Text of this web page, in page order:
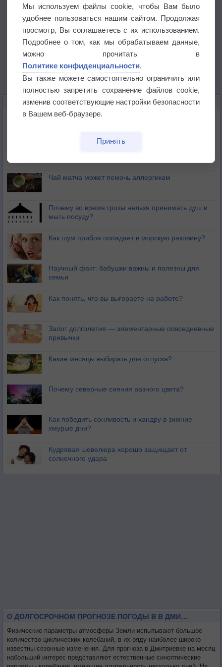
ЭТО ИНТЕРЕСНО
Почему северный загар цветом отличается от
Букет сирени вреден для здоровья
Чай матча может помочь аллергикам
Почему во время грозы нельзя принимать душ и
мыть посуду?
Как шум прибоя попадает в морскую раковину?
Научный факт: бабушки важны и полезны для
семьи
Как понять, что вы выгораете на работе?
Залог долголетия — элементарные повседневные
привычки
Какие месяцы выбирать для отпуска?
Почему северные сияния разного цвета?
Как победить сонливость и хандру в зимние
хмурые дни?
Кудрявая шевелюра хорошо защищает от
солнечного удара
О ДОЛГОСРОЧНОМ ПРОГНОЗЕ ПОГОДЫ В В ДМИТРИЕВКЕ НА МЕСЯЦ
Физические параметры атмосферы Земли испытывают большое
количество циклических колебаний, в их ряду наиболее широко
известны сезонные изменения. Для прогноза в Дмитриевке на месяц
набольший интерес представляют естественные синоптические
Мы используем файлы cookie, чтобы Вам было
удобнее пользоваться нашим сайтом. Продолжая
просмотр, Вы соглашаетесь с их использованием.
Подробнее о том, как мы обрабатываем данные,
можно прочитать в
Политике конфиденциальности.
Вы также можете самостоятельно ограничить или
полностью запретить сохранение файлов cookie,
изменив соответствующие настройки безопасности
в Вашем веб-браузере.
Принять